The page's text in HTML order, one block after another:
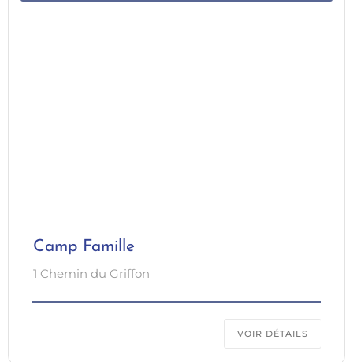
Camp Famille
1 Chemin du Griffon
VOIR DÉTAILS